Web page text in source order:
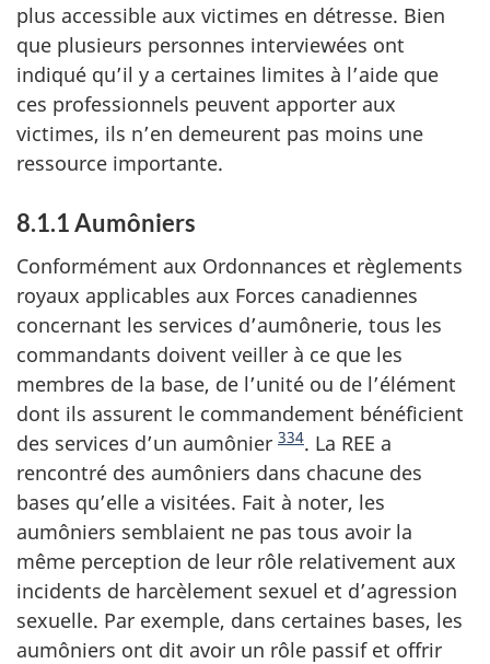
plus accessible aux victimes en détresse. Bien
que plusieurs personnes interviewées ont
indiqué qu’il y a certaines limites à l’aide que
ces professionnels peuvent apporter aux
victimes, ils n’en demeurent pas moins une
ressource importante.
8.1.1Aumôniers
Conformément aux Ordonnances et règlements
royaux applicables aux Forces canadiennes
concernant les services d’aumônerie, tous les
commandants doivent veiller à ce que les
membres de la base, de l’unité ou de l’élément
dont ils assurent le commandement bénéficient
des services d’un aumônier 334. La REE a
rencontré des aumôniers dans chacune des
bases qu’elle a visitées. Fait à noter, les
aumôniers semblaient ne pas tous avoir la
même perception de leur rôle relativement aux
incidents de harcèlement sexuel et d’agression
sexuelle. Par exemple, dans certaines bases, les
aumôniers ont dit avoir un rôle passif et offrir